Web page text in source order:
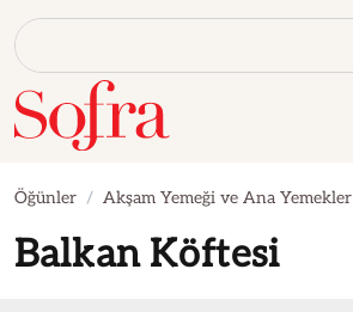
Öğünler Akşam Yemeği ve Ana Yemekler
Balkan Köftesi